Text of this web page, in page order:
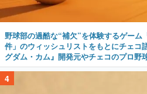
野球部の過酷な“補欠”を体験するゲー
件」のウィッシュリストをもとにチェコ
グダム・カム』開発元やチェコのプロ野
4